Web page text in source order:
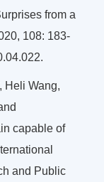
from a
108: 183-
Heli Wang,
capable of
and Public